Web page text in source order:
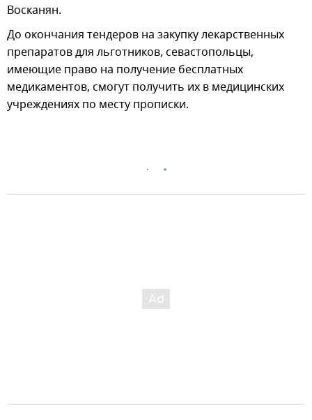
Восканян.
До окончания тендеров на закупку лекарственных
препаратов для льготников, севастопольцы,
имеющие право на получение бесплатных
медикаментов, смогут получить их в медицинских
учреждениях по месту прописки.